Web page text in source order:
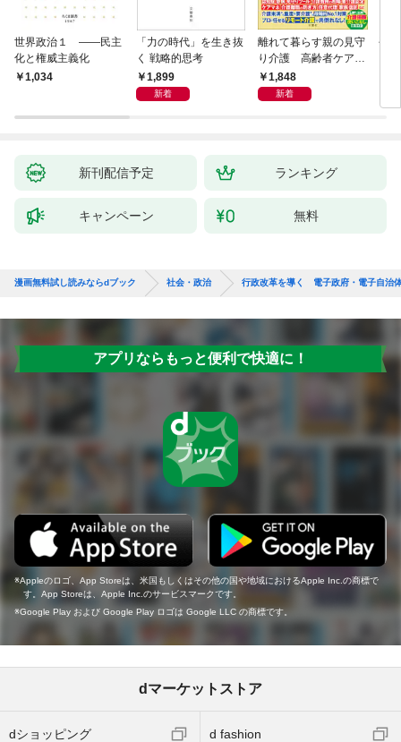
世界政治１ ――民主
化と権威主義化
1,034
「力の時代」を生き抜
く 戦略的思考
1,899
新着
離れて暮らす親の見守
り介護 高齢者ケアの
専門家が教える最善の
対策Q＆A大全
1,848
新着
平
新刊配信予定 ランキング
キャンペーン 無料
漫画無料試し読みならdブック 社会・政治 行政改革を導く 電子政府・電子自治
アプリならもっと便利で快適に！
Appleのロゴ、App Storeは、米国もしくはその他の国や地域におけるApple Inc.の商標で
す。App Storeは、Apple Inc.のサービスマークです。
Google Play および Google Play ロゴは Google LLC の商標です。
dマーケットストア
dショッピング d fashion